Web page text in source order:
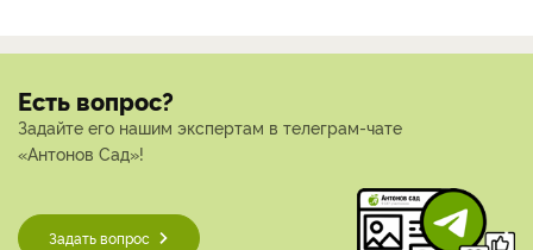
Есть вопрос?
Задайте его нашим экспертам в телеграм-чате
«Антонов Сад»!
Задать вопрос